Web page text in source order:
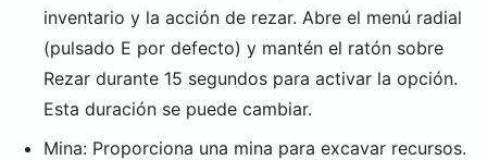
inventario y la acción de rezar. Abre el menú radial
(pulsado E por defecto) y mantén el ratón sobre
Rezar durante 15 segundos para activar la opción.
Esta duración se puede cambiar.
Mina: Proporciona una mina para excavar recursos.